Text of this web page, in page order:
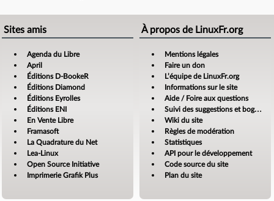
Sites amis
Agenda du Libre
April
Éditions D-BookeR
Éditions Diamond
Éditions Eyrolles
Éditions ENI
En Vente Libre
Framasoft
La Quadrature du Net
Lea-Linux
Open Source Initiative
Imprimerie Grafik Plus
À propos de LinuxFr.org
Mentions légales
Faire un don
L’équipe de LinuxFr.org
Informations sur le site
Aide / Foire aux questions
Suivi des suggestions et bogues
Wiki du site
Règles de modération
Statistiques
API pour le développement
Code source du site
Plan du site